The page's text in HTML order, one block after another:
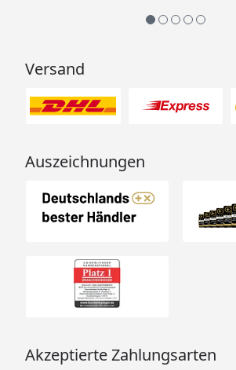
Beschreibung und
Versand
Auszeichnungen
Akzeptierte Zahlungsarten